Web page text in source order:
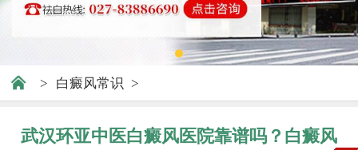
> 白癜风常识 >
武汉环亚中医白癜风医院靠谱吗？白癜风